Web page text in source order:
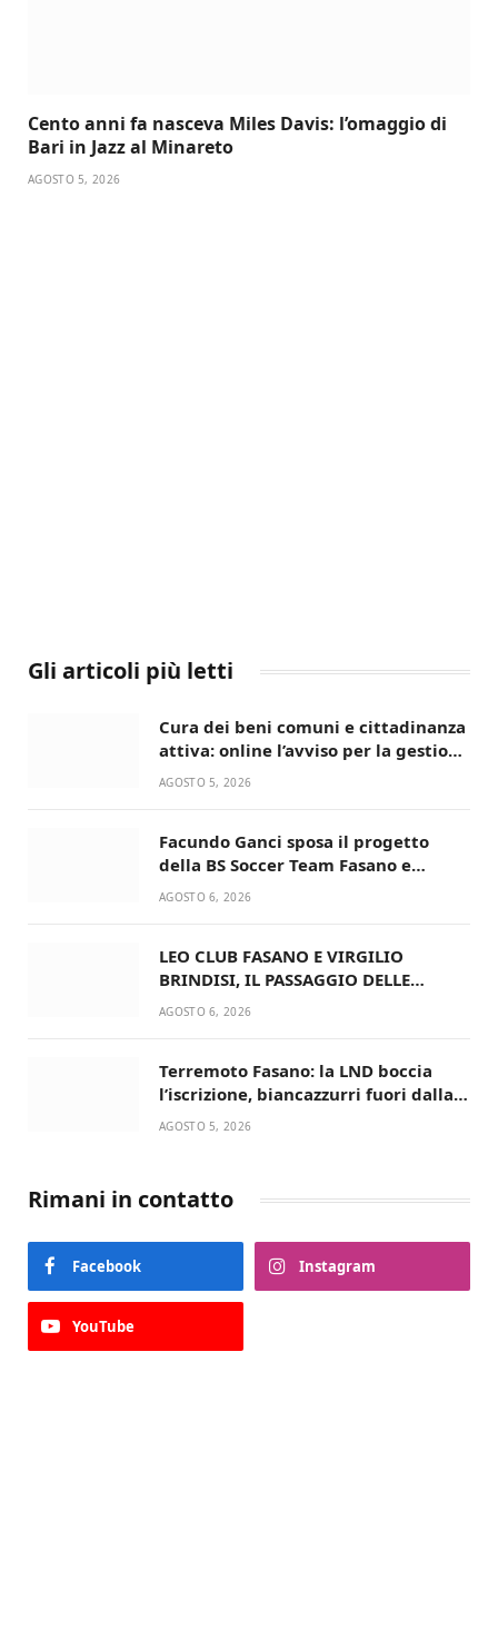
Cento anni fa nasceva Miles Davis: l’omaggio di
Bari in Jazz al Minareto
AGOSTO 5, 2026
Gli articoli più letti
Cura dei beni comuni e cittadinanza
attiva: online l’avviso per la gestione
condivisa della Villetta di Laureto
AGOSTO 5, 2026
Facundo Ganci sposa il progetto
della BS Soccer Team Fasano e
ritorna in campo
AGOSTO 6, 2026
LEO CLUB FASANO E VIRGILIO
BRINDISI, IL PASSAGGIO DELLE
CONSEGNE RINNOVA UN’AMICIZIA
AGOSTO 6, 2026
Terremoto Fasano: la LND boccia
l’iscrizione, biancazzurri fuori dalla
Serie D
AGOSTO 5, 2026
Rimani in contatto
Facebook Instagram
YouTube